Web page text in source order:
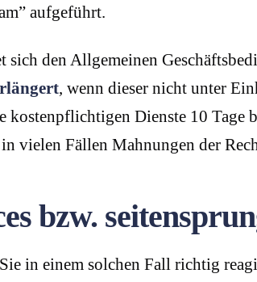
aufgeführt.
den Allgemeinen
, wenn dieser nicht unter
kostenpflichtigen Dienste 10 Tage
vielen Fällen Mahnungen der
bzw.
in einem solchen Fall richtig